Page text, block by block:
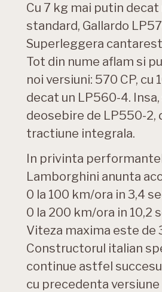
Cu 7 kg mai putin
standard, Gallardo
Superleggera
Tot din nume aflam si
noi versiuni: 570 CP, cu
decat un LP560-4.
deosebire de LP550-2,
tractiune integrala.
In privinta
Lamborghini anunta
0 la 100 km/ora in 3,4
0 la 200 km/ora in 10,2
Viteza maxima este de
Constructorul italian
continue astfel
cu precedenta versiune